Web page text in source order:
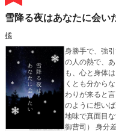
雪降る夜はあなたに会い
橘
身勝手で、強引で
の人の熱で、
も、心と身体は、
くとも分からな
わりが来ると
のように想いばかり
地味で真面目
御曹司） 身分差の恋。シンデレラストーリー。 第一部 シン